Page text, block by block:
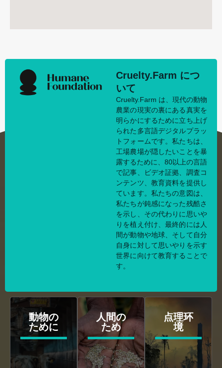
Cruelty.Farm につ
いて
Cruelty.Farm は、現代の動物
農業の現実の裏にある真実を
明らかにするために立ち上げ
られた多言語デジタルプラッ
トフォームです。私たちは、
工場農場が隠したいことを暴
露するために、80以上の言語
で記事、ビデオ証拠、調査コ
ンテンツ、教育資料を提供し
ています。私たちの意図は、
私たちが鈍感になった残酷さ
を示し、その代わりに思いや
りを植え付け、最終的には人
間が動物や地球、そして自分
自身に対して思いやりを示す
世界に向けて教育することで
す。
動物の
ために
人間の
ため
点理环
境